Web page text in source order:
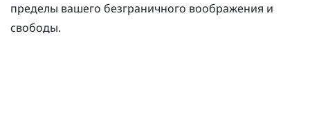
пределы вашего безграничного воображения и
свободы.